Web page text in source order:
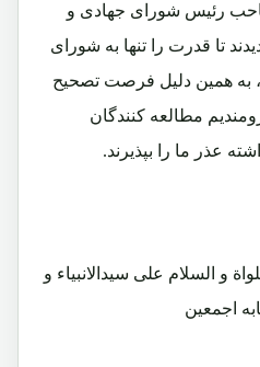
رئیس شورای جهادی و
تا قدرت را تنها به شورای
به همین دلیل فرصت تصحیح
مطالعه کنندگان
عذر ما را بپذیرند.
و السلام علی سیدالانبیاء و
اجمعین